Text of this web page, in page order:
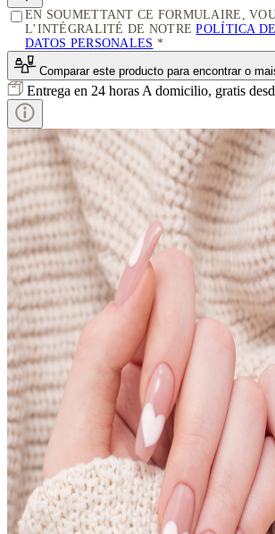
EN SOUMETTANT CE FORMULAIRE,
L’INTÉGRALITÉ DE NOTREPOLÍTICA
DATOS PERSONALES
Comparar este producto para encontrar o
Entrega en 24 horas A domicilio, gratis